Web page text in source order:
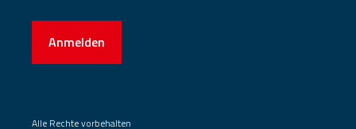
Anmelden
Alle Rechte vorbehalten